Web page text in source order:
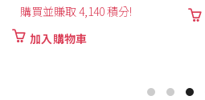
購買並賺取 4,140 積分!
加入購物車